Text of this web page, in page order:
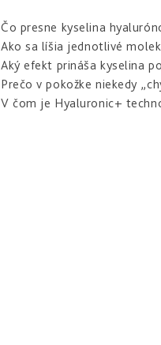
Čo presne kyselina
Ako sa líšia jednotlivé
Aký efekt prináša kyselina
Prečo v pokožke niekedy
V čom je Hyaluronic+